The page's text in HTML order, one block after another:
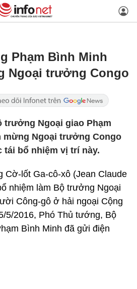
Phạm Bình Minh
Ngoại trưởng Congo
trưởng Ngoại giao Phạm
mừng Ngoại trưởng Congo
bổ nhiệm vị trí này.
Cờ-lốt Ga-cô-xô (Jean Claude
nhiệm làm Bộ trưởng Ngoại
Công-gô ở hải ngoại Cộng
5/2016, Phó Thủ tướng, Bộ
Bình Minh đã gửi điện